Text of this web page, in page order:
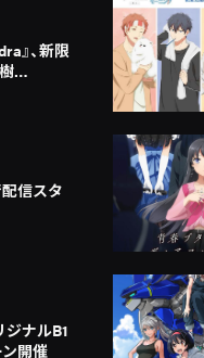
』、新限
…
配信スタ
ナルB1
開催